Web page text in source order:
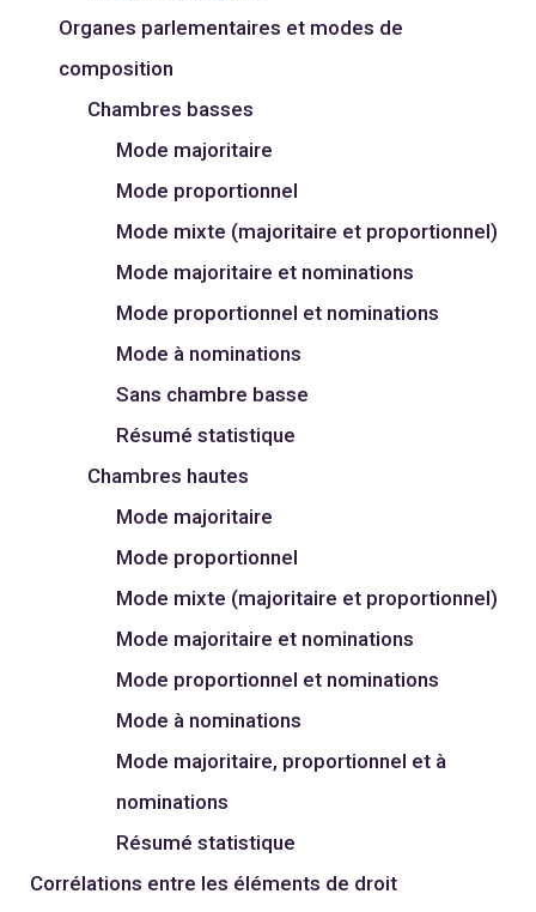
Organes parlementaires et modes de
composition
Chambres basses
Mode majoritaire
Mode proportionnel
Mode mixte (majoritaire et proportionnel)
Mode majoritaire et nominations
Mode proportionnel et nominations
Mode à nominations
Sans chambre basse
Résumé statistique
Chambres hautes
Mode majoritaire
Mode proportionnel
Mode mixte (majoritaire et proportionnel)
Mode majoritaire et nominations
Mode proportionnel et nominations
Mode à nominations
Mode majoritaire, proportionnel et à
nominations
Résumé statistique
Corrélations entre les éléments de droit